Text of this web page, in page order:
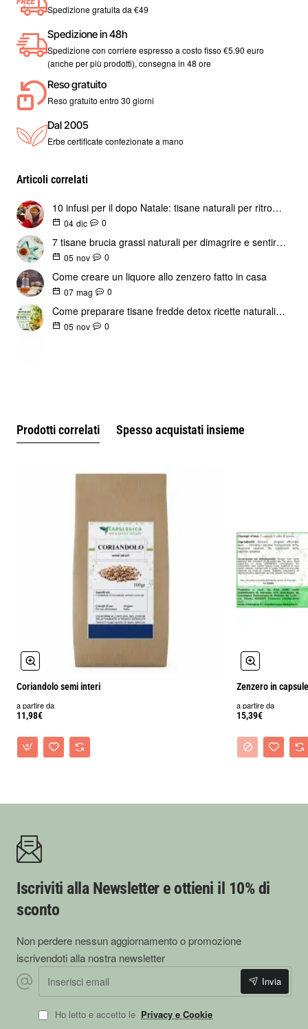
pianta, viene tradizionalmente preparato tramite decotto
Metodo tradizionale:
utilizzare circa un cucchiaino di zenzero rizoma
aggiungere in 200 ml di acqua
portare a leggera ebollizione
spegnere il fuoco e coprire
lasciare riposare alcuni minuti prima di filtrare
La distinzione tra infuso e decotto è approfondita nella guida
erbologica.it.
Impiego alimentare
Oltre all’uso in tisana, il rizoma di zenzero viene utilizzato
come aroma naturale in cucina, in particolare per:
preparazioni dolciarie artigianali
bevande aromatiche
ricette tradizionali e miscele speziate
Il suo profilo aromatico consente di abbinarlo facilmente ad
altre erbe e spezie.
Uso consapevole delle tisane a base di rizomi
nell’articolo dedicato alle
tisane quotidiane e all’uso
consapevole delle erbe officinali.
Nome comune: Zenzero
Taglio: tisana
Contenuto: 100 g – 500 g – 1000 g
Marca: Erbologica Amazonas Andes
Articolo aggiornato in data 3 Gennaio 2026
Spedizione gratuita da €49
Spedizione in 48h
Spedizione con corriere espresso a costo fisso €5.90 euro
(anche per più prodotti), consegna in 48 ore
Reso gratuito
Reso gratuito entro 30 giorni
Dal 2005
Erbe certificate confezionate a mano
Articoli correlati
10 infusi per il dopo Natale: tisane naturali per ritrovare leggerezza
04 dic 0
7 tisane brucia grassi naturali per dimagrire e sentirsi leggeri
05 nov 0
Come creare un liquore allo zenzero fatto in casa
07 mag 0
Come preparare tisane fredde detox ricette naturali per idratazione e benessere estivo
05 nov 0
Prodotti correlati Spesso acquistati insieme
Coriandolo semi interi
a partire da
11,98€
Zenzero in capsule
a partire da
15,39€
Iscriviti alla Newsletter e ottieni il 10% di
sconto
Non perdere nessun aggiornamento o promozione
iscrivendoti alla nostra newsletter
Inserisci email
Invia
Ho letto e accetto le Privacy e Cookie